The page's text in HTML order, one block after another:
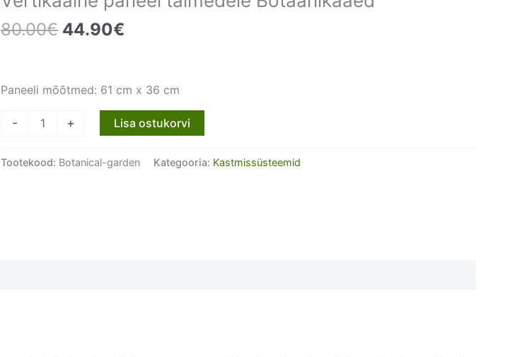
80.00€ Algne
80.00€.
44.90€
44.90€.
Paneeli mõõtmed: 61 cm x 36 cm
-
Vertikaalne
taimedele
+ Lisa ostukorvi
Tootekood: Botanical-garden Kategooria: Kastmissüsteemid